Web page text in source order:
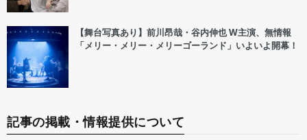
【舞台写真あり】前川昂哉・谷内伸也 W主演、無情報
「メリー・メリー・メリーゴーランド」いよいよ開幕！
記事の掲載・情報提供について